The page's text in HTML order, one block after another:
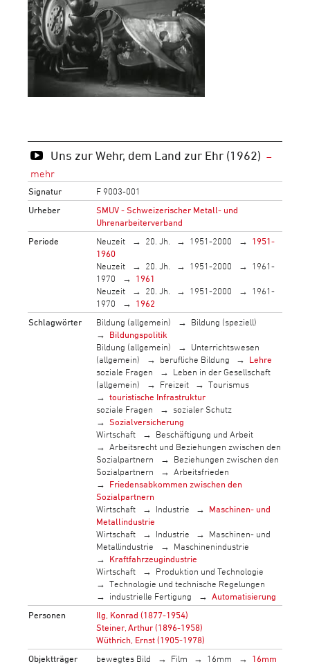
Uns zur Wehr, dem Land zur Ehr (1962)
Signatur
F 9003-001
Urheber
SMUV - Schweizerischer Metall- und
Uhrenarbeiterverband
Periode
Neuzeit 20. Jh. 1951-2000
1951-
1960
Neuzeit
20. Jh. 1951-2000
1961-
1970
1961
Neuzeit
20. Jh. 1951-2000
1961-
1970
1962
Schlagwörter
Bildung (allgemein)
Bildung (speziell)
Bildungspolitik
Bildung (allgemein)
Unterrichtswesen
(allgemein)
berufliche Bildung
Lehre
soziale Fragen
Leben in der Gesellschaft
(allgemein)
Freizeit
Tourismus
touristische Infrastruktur
soziale Fragen
sozialer Schutz
Sozialversicherung
Wirtschaft
Beschäftigung und Arbeit
Arbeitsrecht und Beziehungen zwischen den
Sozialpartnern
Beziehungen zwischen den
Sozialpartnern
Arbeitsfrieden
Friedensabkommen zwischen den
Sozialpartnern
Wirtschaft
Industrie
Maschinen- und
Metallindustrie
Wirtschaft
Industrie
Maschinen- und
Metallindustrie
Maschinenindustrie
Kraftfahrzeugindustrie
Wirtschaft
Produktion und Technologie
Technologie und technische Regelungen
industrielle Fertigung
Automatisierung
Personen
Ilg, Konrad (1877-1954)
Steiner, Arthur (1896-1958)
Wüthrich, Ernst (1905-1978)
Objektträger
bewegtes Bild Film 16mm 16mm